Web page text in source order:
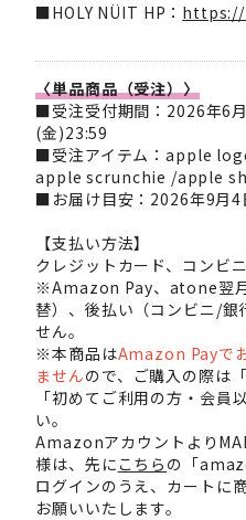
■HOLY NÜIT HP：
〈単品商品（受注）〉
■受注受付期間：2026年6
(金)23:59
■受注アイテム：apple
apple scrunchie /apple
■お届け目安：2026年9月4
【支払い方法】
クレジットカード、コンビ
※Amazon Pay、atone翌
替）、後払い（コンビニ/銀
せん。
※本商品はAmazon Payで
ませんので、ご購入の際は
「初めてご利用の方・会員
い。
Amazonアカウントより
様は、先に こちら の「
ログインのうえ、カートに
お願いいたします。